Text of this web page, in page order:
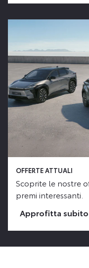
OFFERTE ATTUALI
Scoprite le nostre
premi interessanti.
Approfitta subito